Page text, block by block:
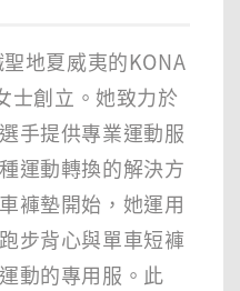
地夏威夷的KONA
創立。她致力於
手提供專業運動服
運動轉換的解決方
褲墊開始，她運用
步背心與單車短褲
動的專用服。此